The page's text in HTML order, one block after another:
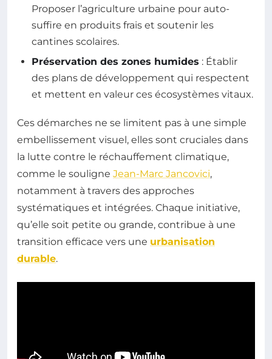
Proposer l’agriculture urbaine pour auto-
suffire en produits frais et soutenir les
cantines scolaires.
Préservation des zones humides : Établir
des plans de développement qui respectent
et mettent en valeur ces écosystèmes vitaux.
Ces démarches ne se limitent pas à une simple
embellissement visuel, elles sont cruciales dans
la lutte contre le réchauffement climatique,
comme le souligne Jean-Marc Jancovici,
notamment à travers des approches
systématiques et intégrées. Chaque initiative,
qu’elle soit petite ou grande, contribue à une
transition efficace vers une urbanisation
durable.